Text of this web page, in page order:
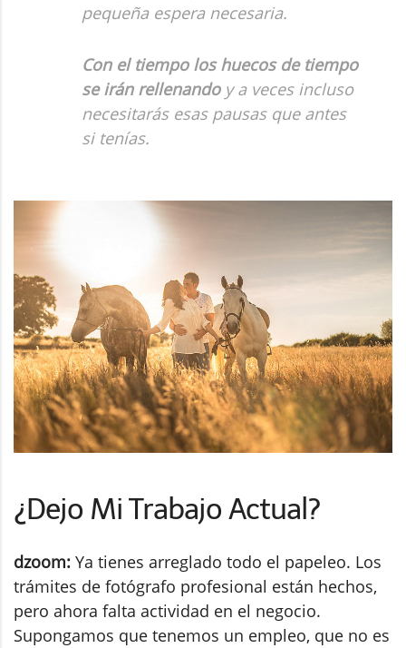
pequeña espera necesaria.
Con el tiempo los huecos de tiempo
se irán rellenandoy a veces incluso
necesitarás esas pausas que antes
si tenías.
¿Dejo Mi Trabajo Actual?
dzoom: Ya tienes arreglado todo el papeleo. Los
trámites de fotógrafo profesional están hechos,
pero ahora falta actividad en el negocio.
Supongamos que tenemos un empleo, que no es